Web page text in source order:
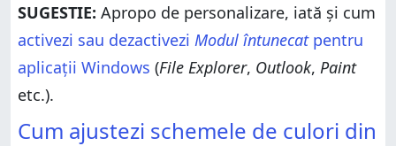
SUGESTIE: Apropo de personalizare, iată și cum
activezi sau dezactivezi Modul întunecatpentru
aplicații Windows (File Explorer, Outlook, Paint
etc.).
Cum ajustezi schemele de culori din